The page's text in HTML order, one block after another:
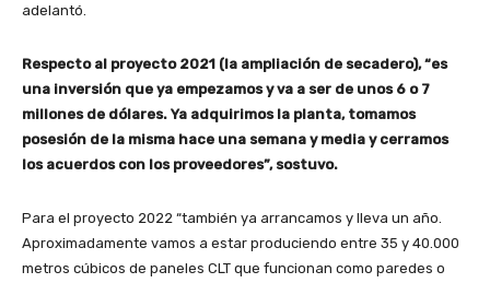
adelantó.
Respecto al proyecto 2021 (la ampliación de secadero), “es
una inversión que ya empezamos y va a ser de unos 6 o 7
millones de dólares. Ya adquirimos la planta, tomamos
posesión de la misma hace una semana y media y cerramos
los acuerdos con los proveedores”, sostuvo.
Para el proyecto 2022 “también ya arrancamos y lleva un año.
Aproximadamente vamos a estar produciendo entre 35 y 40.000
metros cúbicos de paneles CLT que funcionan como paredes o